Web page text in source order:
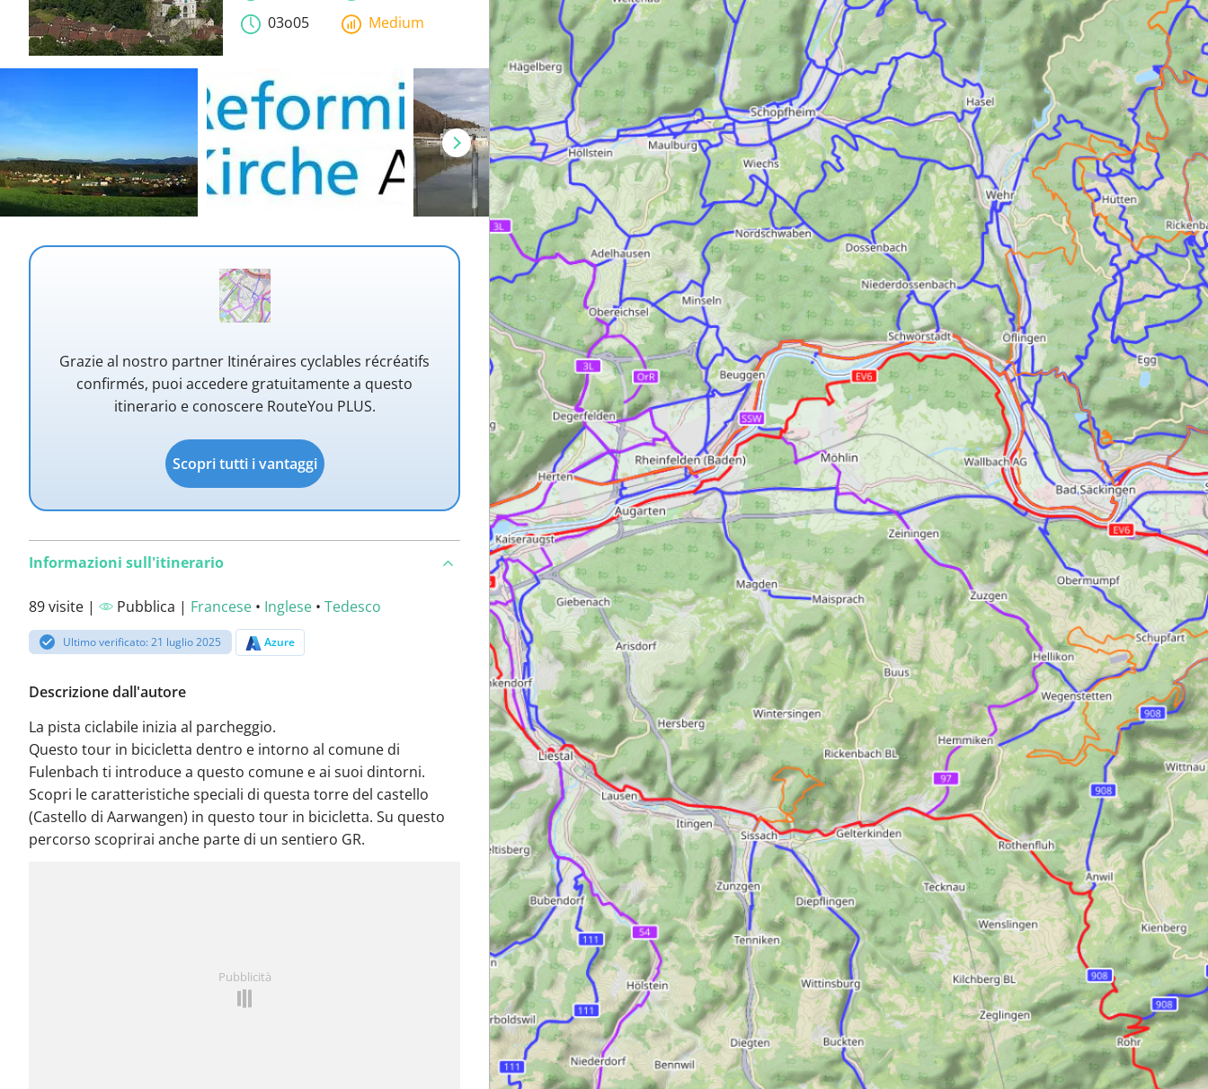
03o05
Medium
Grazie al nostro partner Itinéraires cyclables récréatifs
confirmés, puoi accedere gratuitamente a questo
itinerario e conoscere RouteYou PLUS.
Scopri tutti i vantaggi
Informazioni sull'itinerario
89 visite | Pubblica | Francese • Inglese • Tedesco
Ultimo verificato: 21 luglio 2025 Azure
Descrizione dall'autore
La pista ciclabile inizia al parcheggio.
Questo tour in bicicletta dentro e intorno al comune di
Fulenbach ti introduce a questo comune e ai suoi dintorni.
Scopri le caratteristiche speciali di questa torre del castello
(Castello di Aarwangen) in questo tour in bicicletta. Su questo
percorso scoprirai anche parte di un sentiero GR.
Pubblicità